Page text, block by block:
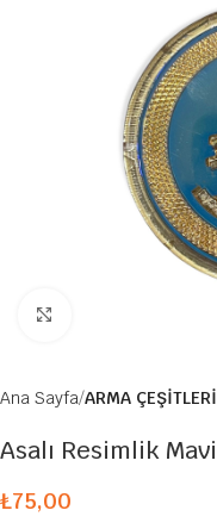
Ana Sayfa ARMA ÇEŞİTLERİ
Asalı Resimlik Mavi
₺75,00